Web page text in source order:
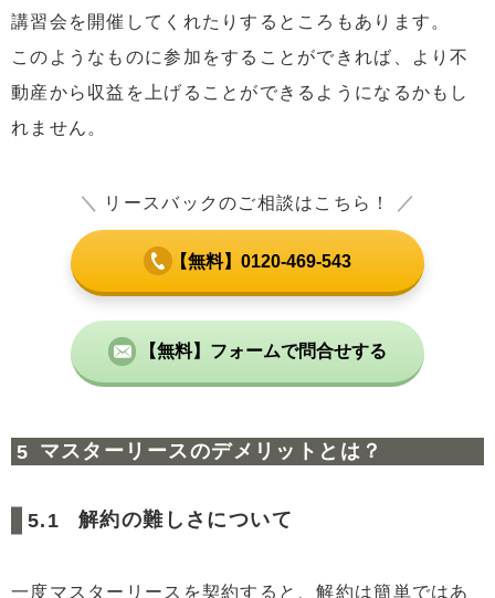
講習会を開催してくれたりするところもあります。
このようなものに参加をすることができれば、より不
動産から収益を上げることができるようになるかもし
れません。
＼ リースバックのご相談はこちら！ ／
【無料】0120-469-543
【無料】フォームで問合せする
マスターリースのデメリットとは？
解約の難しさについて
一度マスターリースを契約すると、解約は簡単ではあ